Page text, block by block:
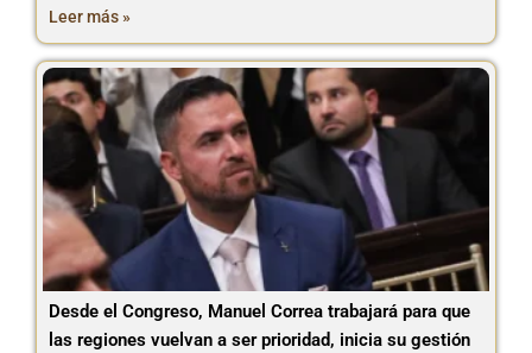
Leer más »
Desde el Congreso, Manuel Correa trabajará para que
las regiones vuelvan a ser prioridad, inicia su gestión